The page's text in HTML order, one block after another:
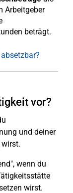
Arbeitgeber
beträgt.
vor?
und deiner
wenn du
wirst.